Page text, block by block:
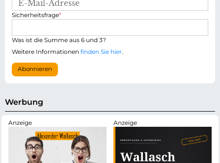
M
l
-
d
r
s
e
P
i
h
t
f
d
Sicherheitsfrage*
Was ist die Summe aus 6 und 3?
Weitere Informationen finden Sie hier.
Abonnieren
Werbung